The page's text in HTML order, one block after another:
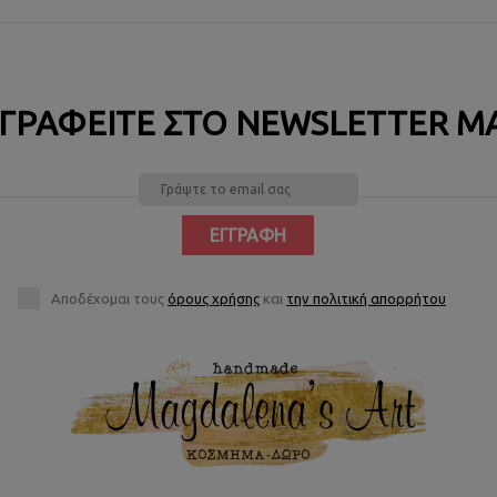
ΣΤΟ NEWSLETTER
ΕΓΓΡΑΦΉ
Αποδέχομαι τους όρους χρήσηςκαι την πολιτική απορρήτου